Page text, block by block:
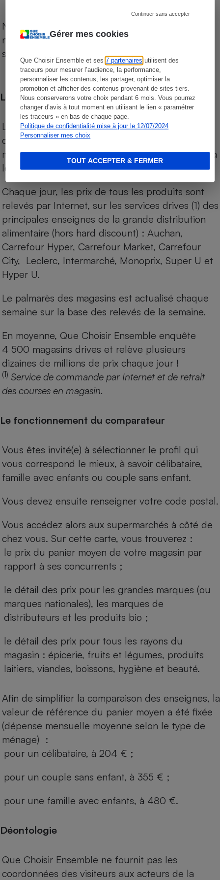
Gérer mes cookies
Que Choisir Ensemble et ses7 partenaires utilisent des
traceurs pour mesurer l’audience, la performance,
personnaliser les contenus, les partager, optimiser la
promotion et afficher des contenus provenant de sites tiers.
Nous conserverons votre choix pendant 6 mois. Vous pourrez
changer d’avis à tout moment en utilisant le lien « paramétrer
les traceurs » en bas de chaque page.
Politique de confidentialité mise à jour le 12/07/2024
Personnaliser mes choix
Continuer sans accepter
TOUT ACCEPTER & FERMER
Notre comparateur de supermarchés propose le
niveau de prix des supermarchés, géolocalisés
sur le territoire français.
Les comparaisons de prix
Les comparaisons sont réalisées sur l’ensemble
des produits des magasins. Les produits de
marques de distributeurs (MDD) sont comparés à
leurs équivalents chez leurs concurrents.
Chaque jour, les prix de tous les produits sont
relevés par Internet, sur les services drives (1) des
principales enseignes de la grande distribution
alimentaire (hors hard discount) : Auchan,
Carrefour Hyper, Carrefour Market, Carrefour
City, Leclerc, Intermarché, Monoprix, Super U et
Hyper U.
Le palmarès des magasins est actualisé chaque
semaine sur la base des relevés de la semaine.
En moyenne, Que Choisir Ensemble enquête
4 500 magasins drives et relève plusieurs
dizaines de millions de prix chaque jour !
(1) Service de commande par Internet et de retrait
des courses en magasin.
Le fonctionnement du comparateur
Vous êtes invité(e) à sélectionner le profil qui
vous correspond le mieux, à savoir célibataire,
famille avec enfants ou couple sans enfant.
Vous devez ensuite renseigner votre code postal.
Vous accédez alors aux supermarchés à côté de
chez vous. Sur cette carte, vous trouverez :
le prix du panier moyen de votre magasin par
rapport à ses concurrents ;
le détail des prix pour les grandes marques (ou
marques nationales), les marques de
distributeurs et les produits bio ;
le détail des prix pour tous les rayons du
magasin : épicerie, fruits et légumes, produits
laitiers, viandes, boissons, hygiène et beauté.
Afin de simplifier la comparaison des enseignes, la
valeur de référence du panier moyen a été fixée
(dépense mensuelle moyenne selon le type de
ménage) :
pour un célibataire, à 204 € ;
pour un couple sans enfant, à 355 € ;
pour une famille avec enfants, à 480 €.
Déontologie
Que Choisir Ensemble ne fournit pas les
coordonnées des visiteurs aux acteurs de la